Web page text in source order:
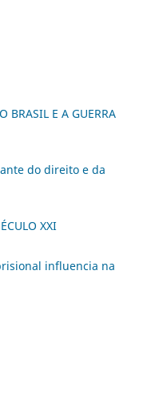
BRASIL E A GUERRA
do direito e da
XXI
influencia na